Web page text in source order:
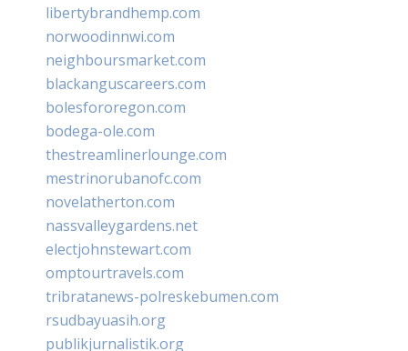
libertybrandhemp.com
norwoodinnwi.com
neighboursmarket.com
blackanguscareers.com
bolesfororegon.com
bodega-ole.com
thestreamlinerlounge.com
mestrinorubanofc.com
novelatherton.com
nassvalleygardens.net
electjohnstewart.com
omptourtravels.com
tribratanews-polreskebumen.com
rsudbayuasih.org
publikjurnalistik.org